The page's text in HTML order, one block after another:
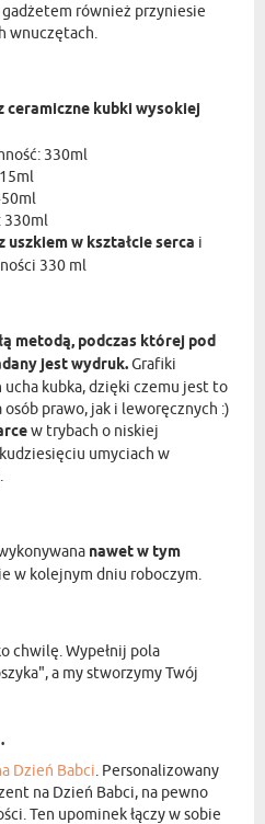
również przyniesie
wnuczętach.
ceramiczne kubki wysokiej
330ml
330ml
uszkiem w kształcie serca i
330 ml
metodą, podczas której pod
jest wydruk.Grafiki
kubka, dzięki czemu jest to
prawo, jak i leworęcznych :)
w trybach o niskiej
umyciach w
nawet w tym
w kolejnym dniu roboczym.
chwilę. Wypełnij pola
a my stworzymy Twój
Dzień Babci. Personalizowany
na Dzień Babci, na pewno
Ten upominek łączy w sobie